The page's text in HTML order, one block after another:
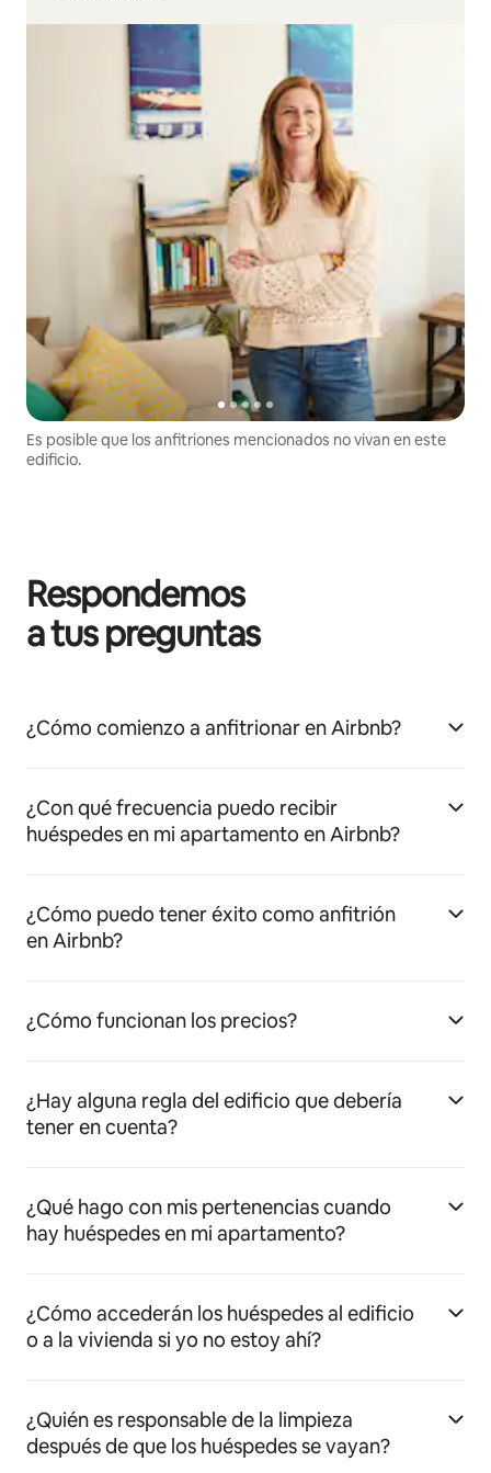
Es posible que los anfitriones mencionados no vivan en este
edificio.
Respondemos
a tus preguntas
¿Cómo comienzo a anfitrionar en Airbnb?
¿Con qué frecuencia puedo recibir
huéspedes en mi apartamento en Airbnb?
¿Cómo puedo tener éxito como anfitrión
en Airbnb?
¿Cómo funcionan los precios?
¿Hay alguna regla del edificio que debería
tener en cuenta?
¿Qué hago con mis pertenencias cuando
hay huéspedes en mi apartamento?
¿Cómo accederán los huéspedes al edificio
o a la vivienda si yo no estoy ahí?
¿Quién es responsable de la limpieza
después de que los huéspedes se vayan?